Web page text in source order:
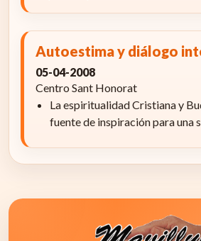
Autoestima y diálogo
05-04-2008
Centro Sant Honorat
La espiritualidad Cristiana y
fuente de inspiración para una